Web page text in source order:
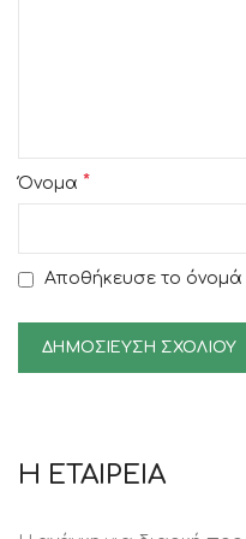
Όνομα *
Αποθήκευσε το όνομά
Η ΕΤΑΙΡΕΙΑ